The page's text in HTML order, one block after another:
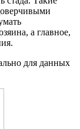
а главное,
для данных